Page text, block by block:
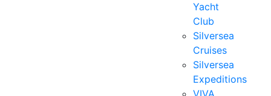
Yacht
Club
Silversea
Cruises
Silversea
Expeditions
VIVA